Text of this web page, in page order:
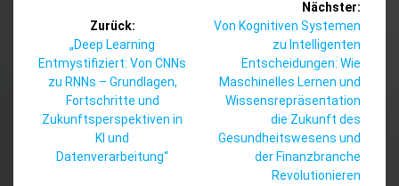
Zurück:
Vorheriger
Beitrag:
„Deep Learning
Entmystifiziert: Von CNNs
zu RNNs – Grundlagen,
Fortschritte und
Zukunftsperspektiven in
KI und
Datenverarbeitung“
Nächster:
Nächster
Von Kognitiven Systemen
zu Intelligenten
Entscheidungen: Wie
Maschinelles Lernen und
Wissensrepräsentation
die Zukunft des
Gesundheitswesens und
der Finanzbranche
Revolutionieren